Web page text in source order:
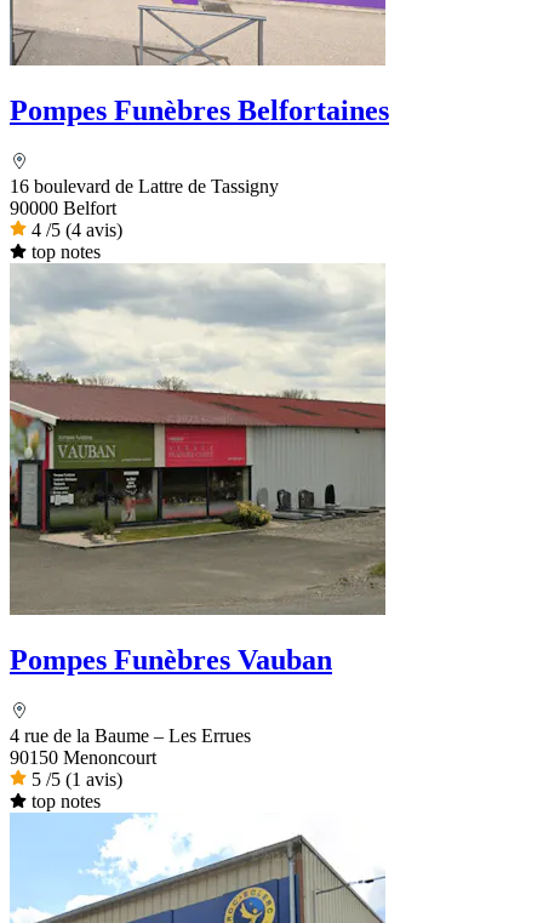
Pompes Funèbres Belfortaines
16 boulevard de Lattre de Tassigny
90000 Belfort
4 /5 (4 avis)
top notes
Pompes Funèbres Vauban
4 rue de la Baume – Les Errues
90150 Menoncourt
5 /5 (1 avis)
top notes